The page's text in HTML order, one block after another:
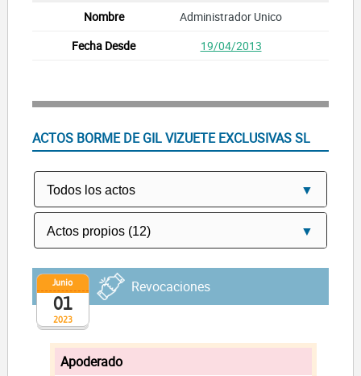
Administrador Unico
19/04/2013
ACTOS BORME DE GIL VIZUETE EXCLUSIVAS SL
2023
Junio
01
Revocaciones
Apoderado